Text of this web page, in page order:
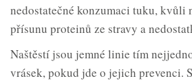
nedostatečné konzumaci tuku, kvůli
přísunu proteinů ze stravy a
Naštěstí jsou jemné linie tím
vrásek, pokud jde o jejich prevenci.